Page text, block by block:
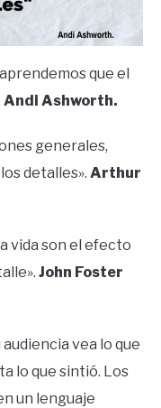
que el
Andi Ashworth.
generales,
detalles». Arthur
vida son el efecto
John Foster
vea lo que
lo que sintió. Los
un lenguaje